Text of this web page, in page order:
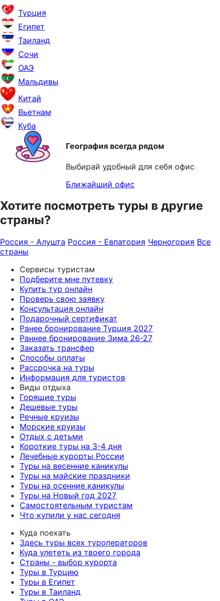
Турция
Египет
Таиланд
Сочи
ОАЭ
Мальдивы
Китай
Вьетнам
Куба
География всегда рядом
Выбирай удобный для себя офис
Ближайший офис
Хотите посмотреть туры в другие
страны?
Россия - Алушта Россия - Евпатория Черногория Все
страны
Сервисы туристам
Подберите мне путевку
Купить тур онлайн
Проверь свою заявку
Консультация онлайн
Подарочный сертификат
Ранее бронирование Турция 2027
Раннее бронирование Зима 26-27
Заказать трансфер
Способы оплаты
Рассрочка на туры
Информация для туристов
Виды отдыха
Горящие туры
Дешевые туры
Речные круизы
Морские круизы
Отдых с детьми
Короткие туры на 3-4 дня
Лечебные курорты России
Туры на весенние каникулы
Туры на майские праздники
Туры на осенние каникулы
Туры на Новый год 2027
Самостоятельным туристам
Что купили у нас сегодня
Куда поехать
Здесь туры всех туроператоров
Куда улететь из твоего города
Страны - выбор курорта
Туры в Турцию
Туры в Египет
Туры в Таиланд